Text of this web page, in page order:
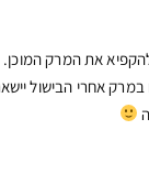
את המרק המוכן.
במרק אחרי הבישול